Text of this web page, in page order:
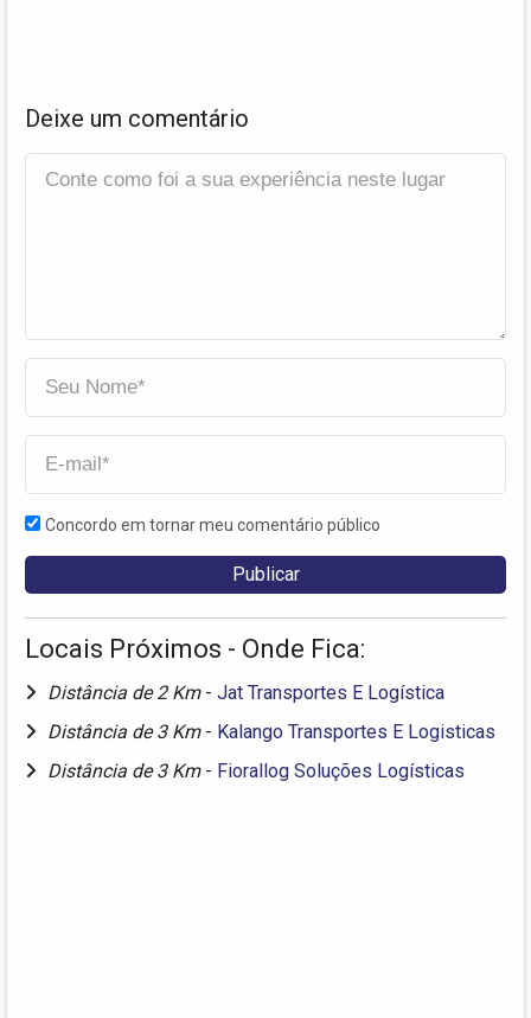
Deixe um comentário
Concordo em tornar meu comentário público
Locais Próximos - Onde Fica:
Distância de 2 Km - Jat Transportes E Logística
Distância de 3 Km - Kalango Transportes E Logisticas
Distância de 3 Km - Fiorallog Soluções Logísticas